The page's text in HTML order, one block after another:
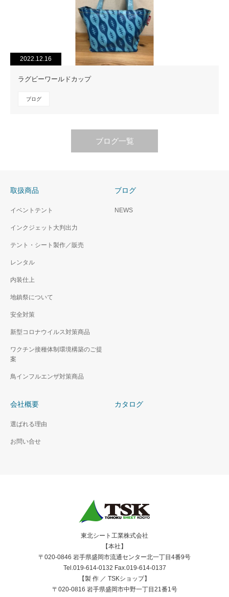
2022.12.16
ラグビーワールドカップ
ブログ
ブログ一覧
取扱商品
イベントテント
インクジェット大判出力
テント・シート製作／販売
レンタル
内装仕上
地鎮祭について
安全対策
新型コロナウイルス対策商品
ワクチン接種体制環境構築のご提
案
鳥インフルエンザ対策商品
ブログ
NEWS
会社概要
選ばれる理由
お問い合せ
カタログ
東北シート工業株式会社
【本社】
〒020-0846 岩手県盛岡市流通センター北一丁目4番9号
Tel.019-614-0132 Fax.019-614-0137
【製 作 ／ TSKショップ】
〒020-0816 岩手県盛岡市中野一丁目21番1号